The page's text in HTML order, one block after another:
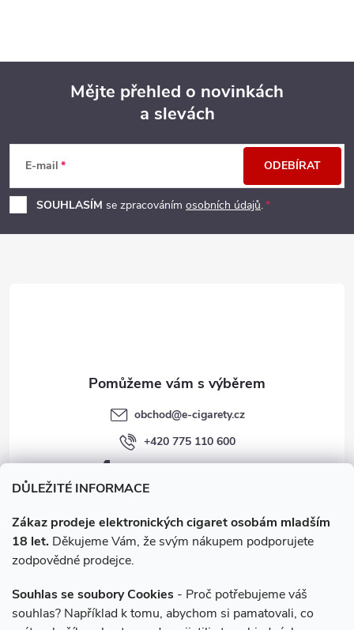
DŮLEŽITÉ INFORMACE
Zákaz prodeje elektronických cigaret osobám mladším
18 let. Děkujeme Vám, že svým nákupem podporujete
zodpovědné prodejce.
Souhlas se soubory Cookies - Proč potřebujeme váš
souhlas? Například k tomu, abychom si pamatovali, co
p
a
Mějte přehled o novinkách
a slevách
E-mail
SOUHLASÍM se zpracováním osobních údajů.
ODEBÍRAT
obchod@e-cigarety.cz
+420 775 110 600
facebook.com/e-cigarety.cz